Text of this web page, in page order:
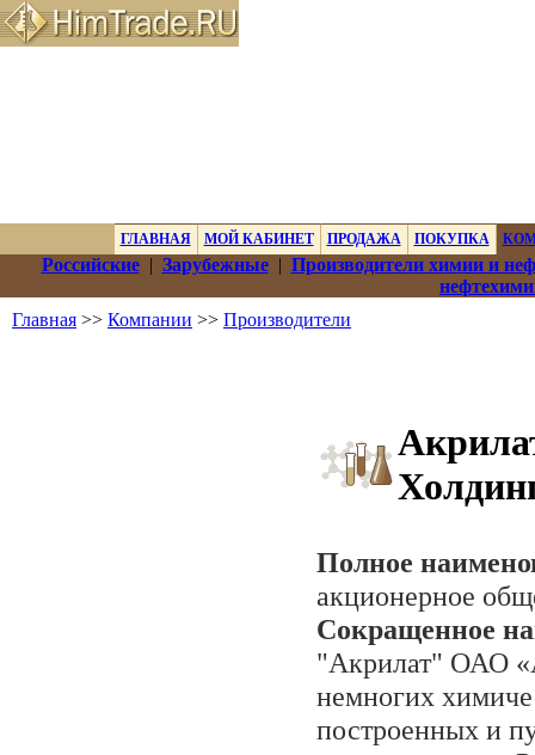
ГЛАВНАЯ МОЙ КАБИНЕТ ПРОДАЖА ПОКУПКА
Российские| Зарубежные| Производители химии и
Главная >> Компании >> Производители
Полное
акционерное
Сокращенное
"Акрилат" ОАО
немногих
построенных и